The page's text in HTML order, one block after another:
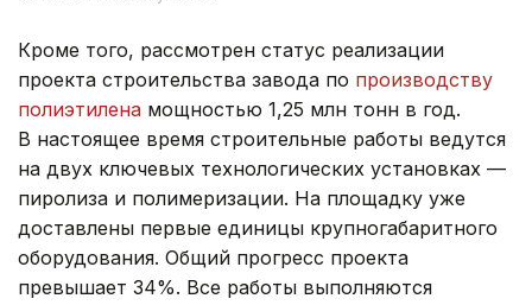
Кроме того, рассмотрен статус реализации
проекта строительства завода по производству
полиэтилена мощностью 1,25 млн тонн в год.
В настоящее время строительные работы ведутся
на двух ключевых технологических установках —
пиролиза и полимеризации. На площадку уже
доставлены первые единицы крупногабаритного
оборудования. Общий прогресс проекта
превышает 34%. Все работы выполняются